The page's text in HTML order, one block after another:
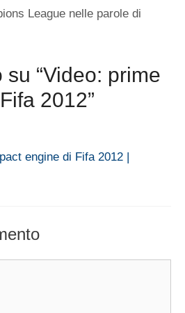
League nelle parole di
“Video: prime
2012”
engine di Fifa 2012 |